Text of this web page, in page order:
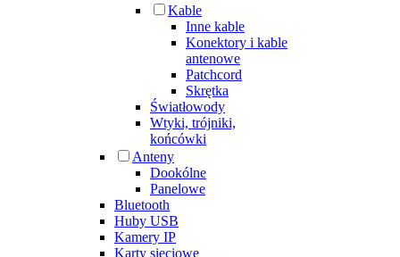
Kable
Inne kable
Konektory i kable
antenowe
Patchcord
Skrętka
Światłowody
Wtyki, trójniki,
końcówki
Anteny
Dookólne
Panelowe
Bluetooth
Huby USB
Kamery IP
Karty sieciowe